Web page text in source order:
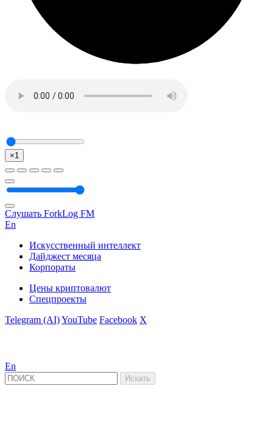
×1
Слушать ForkLog FM
En
Искусственный интеллект
Дайджест месяца
Корпораты
Цены криптовалют
Спецпроекты
Telegram (AI)YouTube Facebook X
En